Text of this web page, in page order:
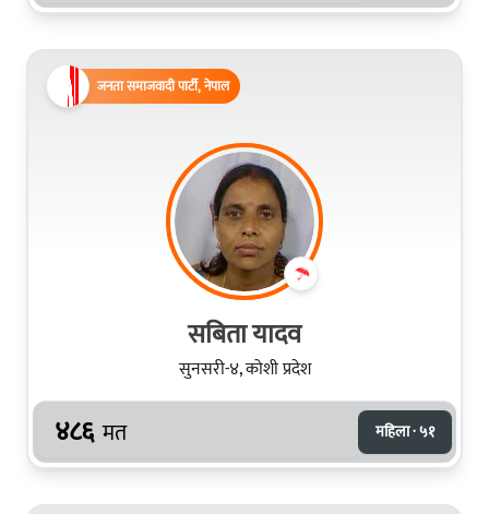
जनता समाजवादी पार्टी, नेपाल
सबिता यादव
सुनसरी-४, कोशी प्रदेश
४८६ मत महिला · ५१